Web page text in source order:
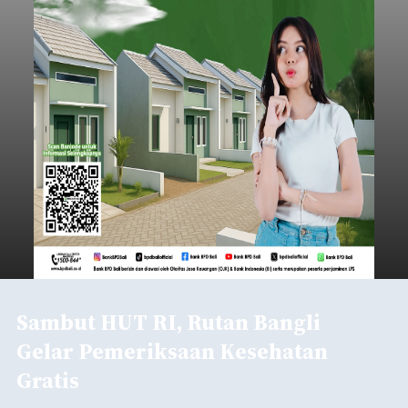
Sambut HUT RI, Rutan Bangli
Gelar Pemeriksaan Kesehatan
Gratis